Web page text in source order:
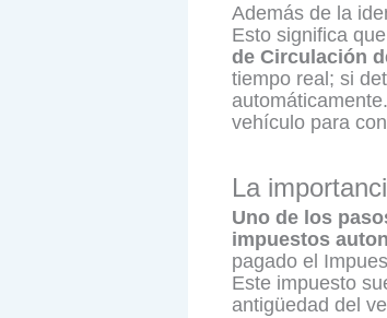
Además de la
Esto significa
de Circulación
tiempo real; si
vehículo para
La
Uno de los
impuestos
pagado el
Este impuesto
antigüedad del